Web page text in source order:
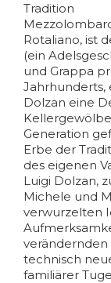
Tradition
Rotaliano, ist
(ein
und Grappa
Dolzan eine
Generation
Erbe der
des eigenen
Luigi Dolzan,
Michele und
verwurzelten
technisch
familiärer